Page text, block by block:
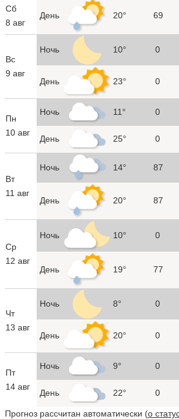
Сб
8 авг
День 20° 69
Вс
9 авг
Ночь 10° 0
День 23° 0
Пн
10 авг
Ночь 11° 0
День 25° 0
Вт
11 авг
Ночь 14° 87
День 20° 87
Ср
12 авг
Ночь 10° 0
День 19° 77
Чт
13 авг
Ночь 8° 0
День 20° 0
Пт
14 авг
Ночь 9° 0
День 22° 0
Прогноз рассчитан автоматически (о